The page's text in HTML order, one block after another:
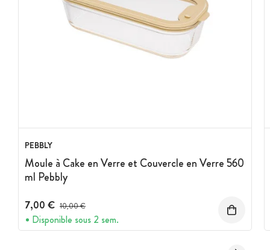
PEBBLY
Moule à Cake en Verre et Couvercle en Verre 560
ml Pebbly
7,00 € Prix avant réduction :
10,00 €
Disponible sous 2 sem.